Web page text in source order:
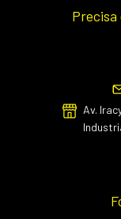
Precisa
Av.